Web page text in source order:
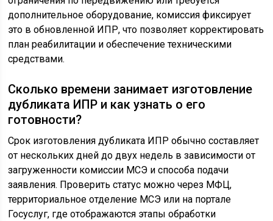
дополнительное оборудование, комиссия фиксирует
это в обновленной ИПР, что позволяет корректировать
план реабилитации и обеспечение техническими
средствами.
Сколько времени занимает изготовление
дубликата ИПР и как узнать о его
готовности?
Срок изготовления дубликата ИПР обычно составляет
от нескольких дней до двух недель в зависимости от
загруженности комиссии МСЭ и способа подачи
заявления. Проверить статус можно через МФЦ,
территориальное отделение МСЭ или на портале
Госуслуг, где отображаются этапы обработки